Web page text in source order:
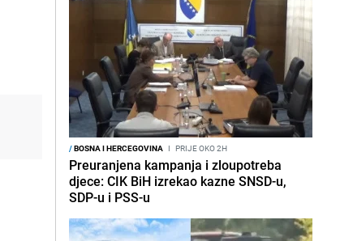
/BOSNA I HERCEGOVINA I PRIJE OKO 2H
Preuranjena kampanja i zloupotreba
djece: CIK BiH izrekao kazne SNSD-u,
SDP-u i PSS-u